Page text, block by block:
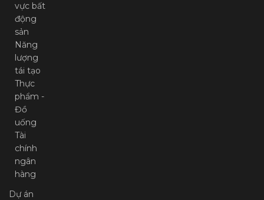
vực bất
động
sản
Năng
lượng
tái tạo
Thực
phẩm -
Đồ
uống
Tài
chính
ngân
hàng
Dự án